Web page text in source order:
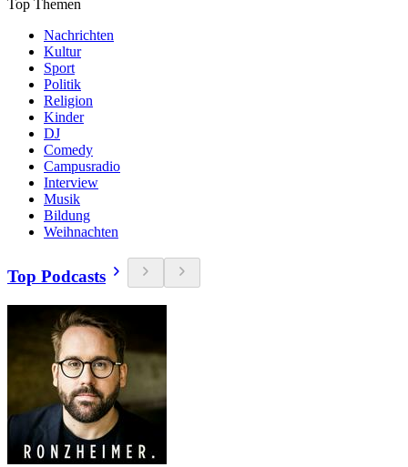
Top Themen
Nachrichten
Kultur
Sport
Politik
Religion
Kinder
DJ
Comedy
Campusradio
Interview
Musik
Bildung
Weihnachten
Top Podcasts